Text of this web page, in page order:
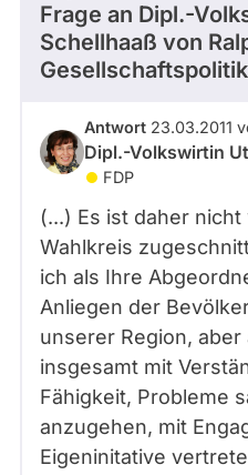
Frage an Dipl.-
Schellhaaß von
Antwort 23.03.2011
Dipl.-Volkswirtin
FDP
(...) Es ist daher
Wahlkreis
ich als Ihre
Anliegen der
unserer Region,
insgesamt mit
Fähigkeit, Probleme
anzugehen, mit
Eigeninitative